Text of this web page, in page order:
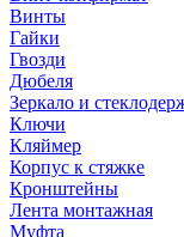
Винты
Гайки
Гвозди
Дюбеля
Зеркало и
Ключи
Кляймер
Корпус к стяжке
Кронштейны
Лента монтажная
Муфта